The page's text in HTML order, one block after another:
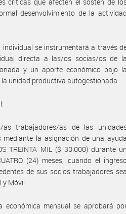
desenvolvimiento de la
individual se instrumentará a través
directa a las/os socias/os de
y un aporte económico bajo
unidad productiva autogestionada.
trabajadores/as de las
mediante la asignación de una
TREINTA MIL ($ 30.000) durante
(24) meses, cuando el
de sus socios trabajadores
y Móvil.
económica mensual se aprobará